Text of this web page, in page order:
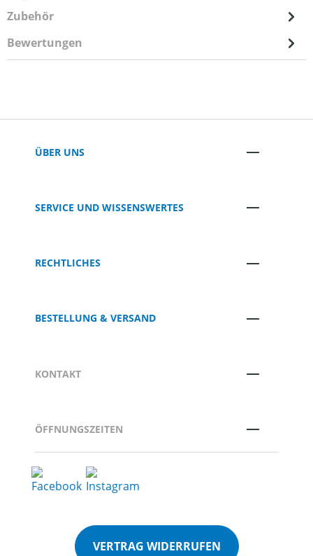
Zubehör
Bewertungen
ÜBER UNS
SERVICE UND WISSENSWERTES
RECHTLICHES
BESTELLUNG & VERSAND
KONTAKT
ÖFFNUNGSZEITEN
VERTRAG WIDERRUFEN